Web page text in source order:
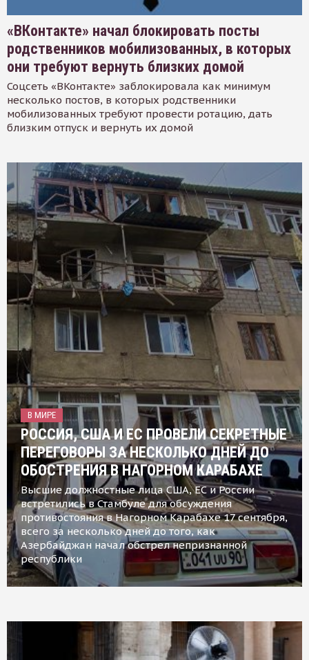
«ВКонтакте» начал блокировать посты
родственников мобилизованных, в которых
они требуют вернуть близких домой
Соцсеть «ВКонтакте» заблокировала как минимум
несколько постов, в которых родственники
мобилизованных требуют провести ротацию, дать
близким отпуск и вернуть их домой
В МИРЕ
РОССИЯ, США И ЕС ПРОВЕЛИ СЕКРЕТНЫЕ
ПЕРЕГОВОРЫ ЗА НЕСКОЛЬКО ДНЕЙ ДО
ОБОСТРЕНИЯ В НАГОРНОМ КАРАБАХЕ
Высшие должностные лица США, ЕС и России
встретились в Стамбуле для обсуждения
противостояния в Нагорном Карабахе 17 сентября,
всего за несколько дней до того, как
Азербайджан начал обстрел непризнанной
республики